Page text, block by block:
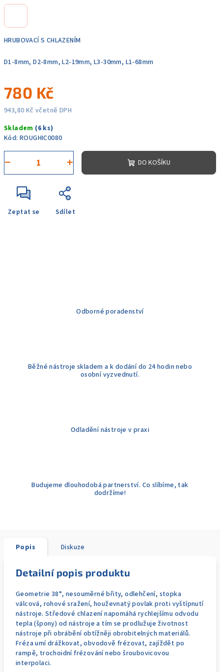
HRUBOVACÍ S CHLAZENÍM
D1-8mm, D2-8mm, L2-19mm, L3-30mm, L1-68mm
780 Kč
943,80 Kč včetně DPH
cena:
Skladem (6 ks)
Kód: ROUGHIC0080
+
− DO KOŠÍKU
Zeptat se Sdílet
Odborné poradenství
Běžné nástroje skladem a k dodání do 24 hodin nebo
osobní vyzvednutí.
Odladění nástroje v praxi
Budujeme dlouhodobá partnerství. Co slíbíme, tak
dodržíme!
Popis Diskuze
Detailní popis produktu
Geometrie 38°, nesouměrné břity, odlehčení, stopka
válcová, rohové sražení, houževnatý povlak proti vyštípnutí
nástroje. Středové chlazení napomáhá rychlejšímu odvodu
tepla (špony) od nástroje a tím se prodlužuje životnost
nástroje při obrábění obtížněji obrobitelných materiálů.
Fréza umí drážkovat, obvodově frézovat, zajíždět po
rampě, trochoidní frézování nebo šroubovicovou
interpolaci.